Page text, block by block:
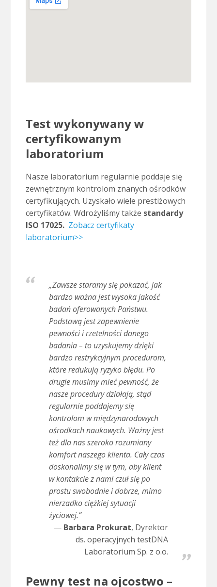
Test wykonywany w
certyfikowanym
laboratorium
Nasze laboratorium regularnie poddaje się
zewnętrznym kontrolom znanych ośrodków
certyfikujących. Uzyskało wiele prestiżowych
certyfikatów. Wdrożyliśmy także standardy
ISO 17025. Zobacz certyfikaty
laboratorium>>
„Zawsze staramy się pokazać, jak
bardzo ważna jest wysoka jakość
badań oferowanych Państwu.
Podstawą jest zapewnienie
pewności i rzetelności danego
badania – to uzyskujemy dzięki
bardzo restrykcyjnym procedurom,
które redukują ryzyko błędu. Po
drugie musimy mieć pewność, że
nasze procedury działają, stąd
regularnie poddajemy się
kontrolom w międzynarodowych
ośrodkach naukowych. Ważny jest
też dla nas szeroko rozumiany
komfort naszego klienta. Cały czas
doskonalimy się w tym, aby klient
w kontakcie z nami czuł się po
prostu swobodnie i dobrze, mimo
nierzadko ciężkiej sytuacji
życiowej.”
Barbara Prokurat, Dyrektor
ds. operacyjnych testDNA
Laboratorium Sp. z o.o.
Pewny test na ojcostwo –